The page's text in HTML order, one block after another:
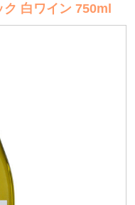
白ワイン 750ml